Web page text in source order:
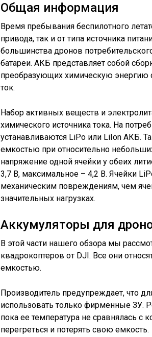
Общая информация
Время пребывания беспилотного
привода, так и от типа источника
большинства дронов
батареи. АКБ представляет собой
преобразующих химическую энергию
ток.
Набор активных веществ и
химического источника тока. На
устанавливаются LiPo или LiIon АКБ.
емкостью при относительно
напряжение одной ячейки у обеих
3,7 В, максимальное – 4,2 В. Ячейки
механическим повреждениям, чем
значительных нагрузках.
Аккумуляторы для
В этой части нашего обзора мы
квадрокоптеров от DJI. Все они
емкостью.
Производитель предупреждает, что
использовать только фирменные ЗУ.
пока ее температура не сравнялась с
перегреться и потерять свою емкость.